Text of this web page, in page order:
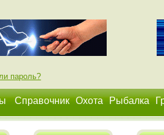
пароль?
Справочник Охота Рыбалка